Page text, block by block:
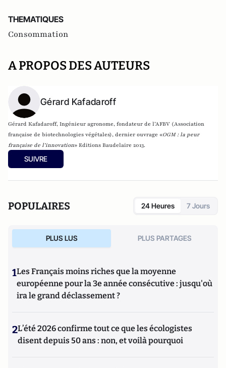
THEMATIQUES
Consommation
A PROPOS DES AUTEURS
Gérard Kafadaroff
Gérard Kafadaroff, Ingénieur agronome, fondateur de l’AFBV (Association
française de biotechnologies végétales), dernier ouvrage «OGM : la peur
française de l’innovation» Editions Baudelaire 2013.
SUIVRE
POPULAIRES 24 Heures 7 Jours
PLUS LUS PLUS PARTAGES
1Les Français moins riches que la moyenne
européenne pour la 3e année consécutive : jusqu'où
ira le grand déclassement ?
2L’été 2026 confirme tout ce que les écologistes
disent depuis 50 ans : non, et voilà pourquoi